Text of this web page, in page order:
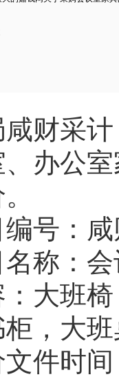
财采
办公
号：
称：
大班
，大
件时间